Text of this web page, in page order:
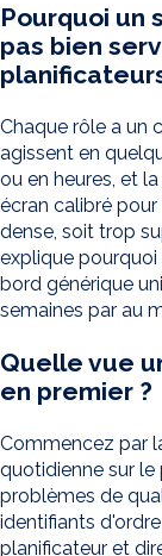
Pourquoi un
pas bien
Chaque rôle a un
agissent en
ou en heures, et
écran calibré
dense, soit trop
explique
bord générique
semaines par au
Quelle vue
en premier ?
Commencez par
quotidienne sur
problèmes de
identifiants
planificateur et